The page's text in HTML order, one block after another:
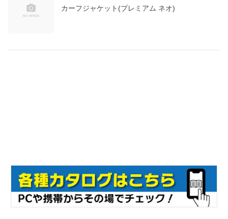
カーフジャケット(プレミアム ネオ)